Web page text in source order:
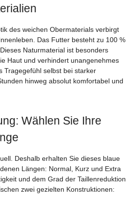
des weichen Obermaterials verbirgt
Das Futter besteht zu 100 %
Naturmaterial ist besonders
Haut und verhindert unangenehmes
Tragegefühl selbst bei starker
hinweg absolut komfortabel und
Wählen Sie Ihre
Deshalb erhalten Sie dieses blaue
Längen: Normal, Kurz und Extra
und dem Grad der Taillenreduktion
zwei gezielten Konstruktionen: